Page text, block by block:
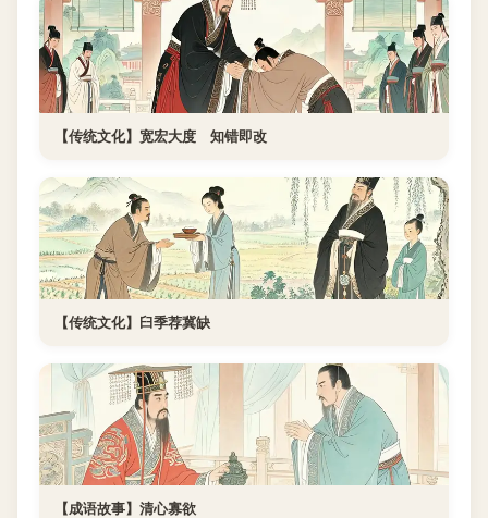
【传统文化】宽宏大度 知错即改
【传统文化】臼季荐冀缺
【成语故事】清心寡欲